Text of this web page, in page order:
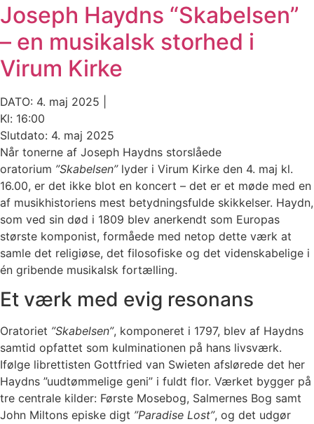
Joseph Haydns “Skabelsen”
– en musikalsk storhed i
Virum Kirke
DATO: 4. maj 2025 |
Kl: 16:00
Slutdato: 4. maj 2025
Når tonerne af Joseph Haydns storslåede
oratorium ”Skabelsen”lyder i Virum Kirke den 4. maj kl.
16.00, er det ikke blot en koncert – det er et møde med en
af musikhistoriens mest betydningsfulde skikkelser. Haydn,
som ved sin død i 1809 blev anerkendt som Europas
største komponist, formåede med netop dette værk at
samle det religiøse, det filosofiske og det videnskabelige i
én gribende musikalsk fortælling.
Et værk med evig resonans
Oratoriet ”Skabelsen”, komponeret i 1797, blev af Haydns
samtid opfattet som kulminationen på hans livsværk.
Ifølge librettisten Gottfried van Swieten afslørede det her
Haydns ”uudtømmelige geni” i fuldt flor. Værket bygger på
tre centrale kilder: Første Mosebog, Salmernes Bog samt
John Miltons episke digt ”Paradise Lost”, og det udgør